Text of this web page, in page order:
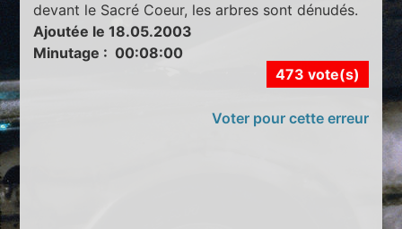
devant le Sacré Coeur, les arbres sont dénudés.
Ajoutée le 18.05.2003
Minutage : 00:08:00
473 vote(s)
Voter pour cette erreur